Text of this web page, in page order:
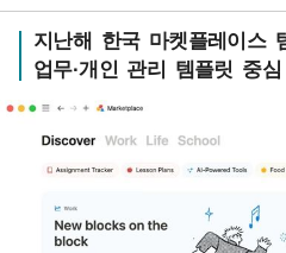
지난해 한국 마켓플레이스
업무·개인 관리 템플릿 중